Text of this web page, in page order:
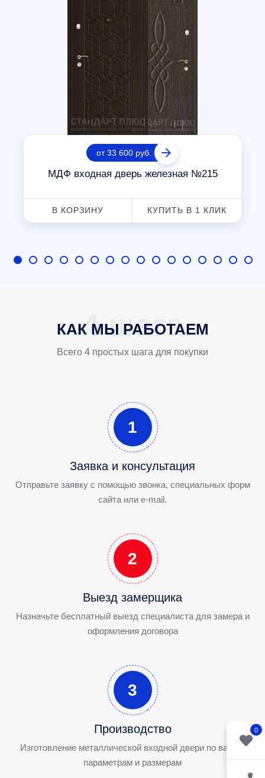
0
от 33 600 руб.
МДФ входная дверь железная №215
В КОРЗИНУ КУПИТЬ В 1 КЛИК
КАК МЫ РАБОТАЕМ
Всего 4 простых шага для покупки
1
Заявка и консультация
Отправьте заявку с помощью звонка, специальных форм
сайта или e-mail.
2
Выезд замерщика
Назначьте бесплатный выезд специалиста для замера и
оформления договора
3
Производство
Изготовление металлической входной двери по вашим
параметрам и размерам